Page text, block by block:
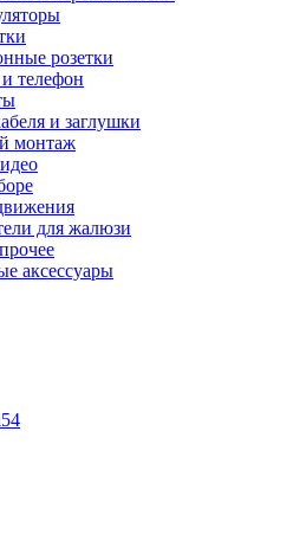
розетки
телефон
и заглушки
монтаж
для жалюзи
аксессуары